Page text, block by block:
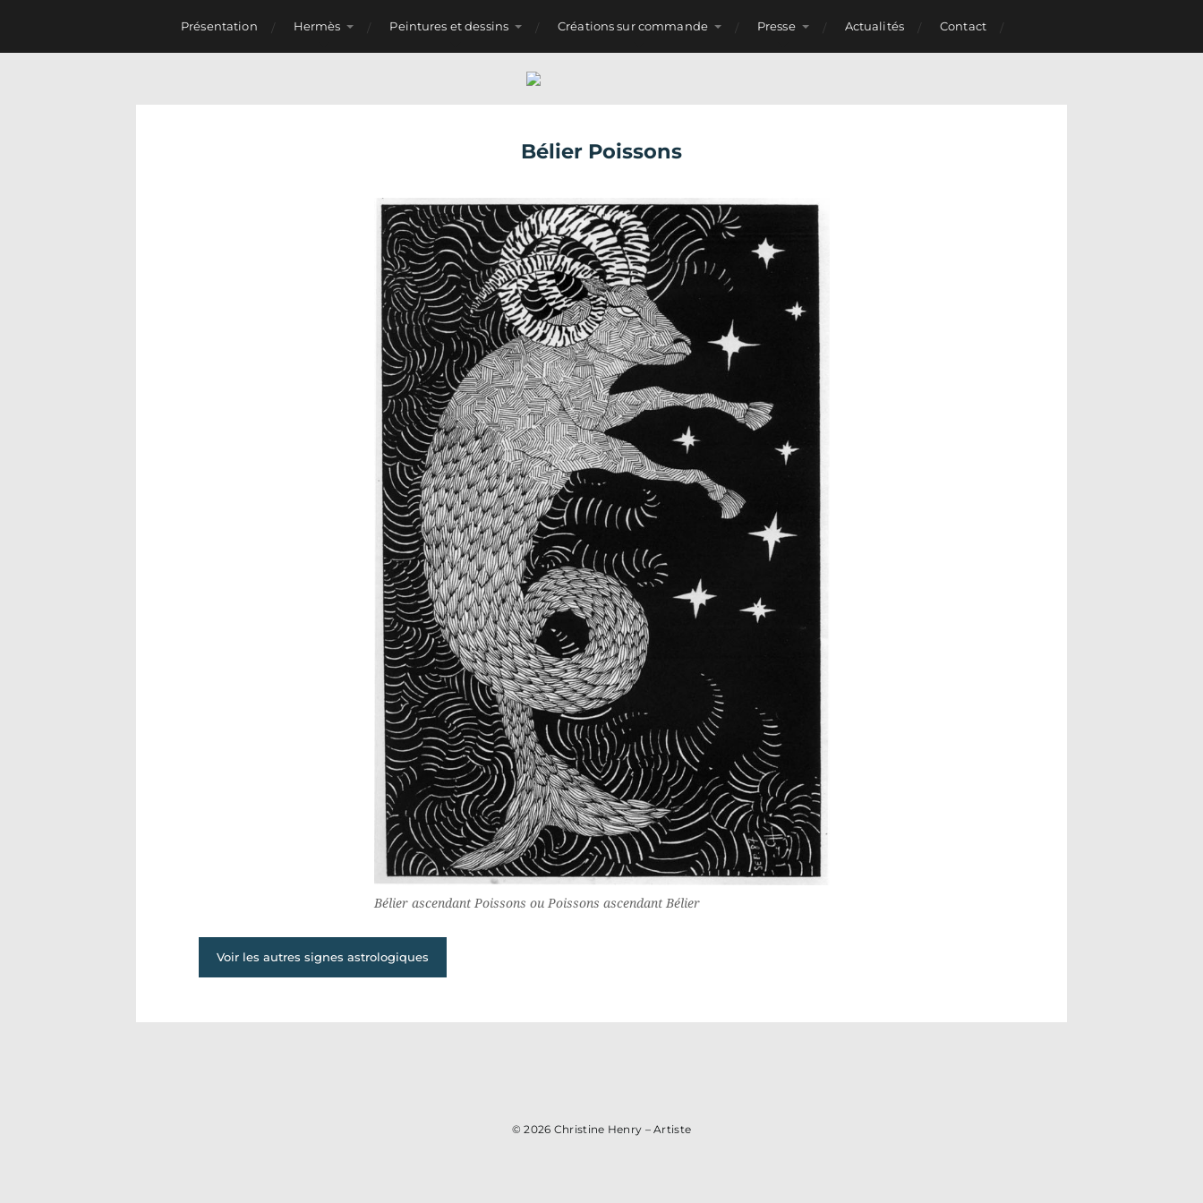
Présentation Hermès Peintures et dessins Créations sur commande Presse Actualités Contact
Bélier Poissons
Bélier ascendant Poissons ou Poissons ascendant Bélier
Voir les autres signes astrologiques
© 2026 Christine Henry – Artiste